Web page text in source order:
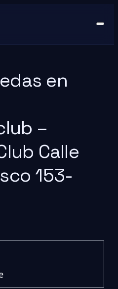
en
–
Calle
153-